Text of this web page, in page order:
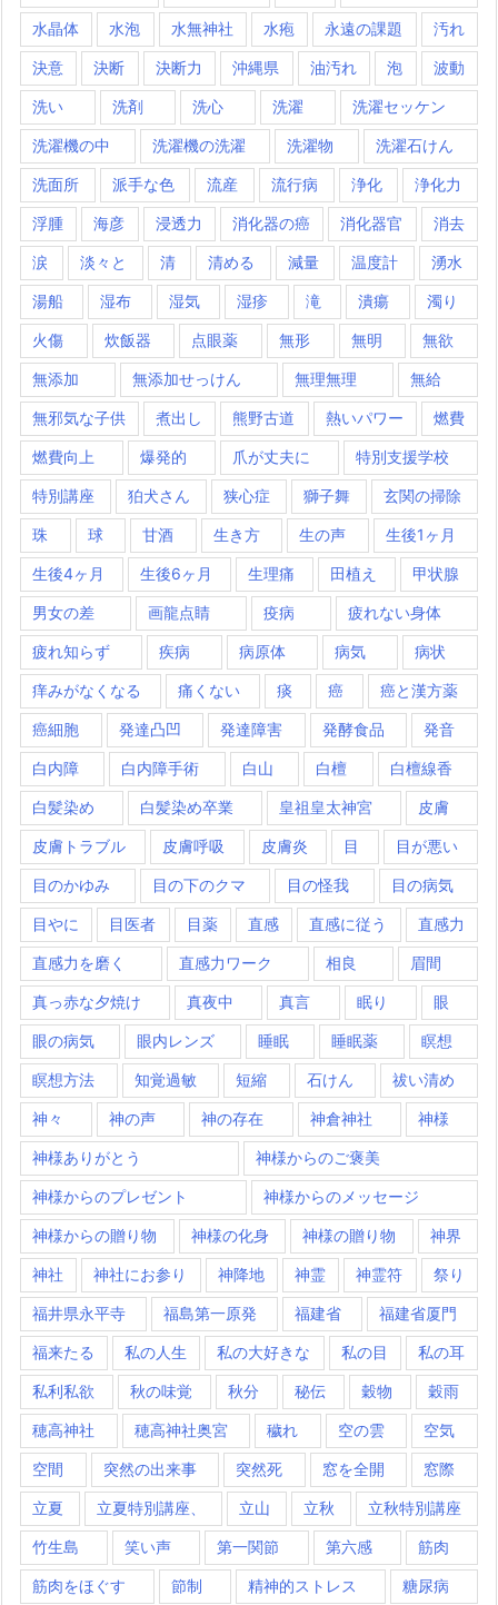
水晶体 水泡 水無神社 水疱 永遠の課題 汚れ
決意 決断 決断力 沖縄県 油汚れ 泡 波動
洗い 洗剤 洗心 洗濯 洗濯セッケン
洗濯機の中 洗濯機の洗濯 洗濯物 洗濯石けん
洗面所 派手な色 流産 流行病 浄化 浄化力
浮腫 海彦 浸透力 消化器の癌 消化器官 消去
涙 淡々と 清 清める 減量 温度計 湧水
湯船 湿布 湿気 湿疹 滝 潰瘍 濁り
火傷 炊飯器 点眼薬 無形 無明 無欲
無添加 無添加せっけん 無理無理 無給
無邪気な子供 煮出し 熊野古道 熱いパワー 燃費
燃費向上 爆発的 爪が丈夫に 特別支援学校
特別講座 狛犬さん 狭心症 獅子舞 玄関の掃除
珠 球 甘酒 生き方 生の声 生後1ヶ月
生後4ヶ月 生後6ヶ月 生理痛 田植え 甲状腺
男女の差 画龍点睛 疫病 疲れない身体
疲れ知らず 疾病 病原体 病気 病状
痒みがなくなる 痛くない 痰 癌 癌と漢方薬
癌細胞 発達凸凹 発達障害 発酵食品 発音
白内障 白内障手術 白山 白檀 白檀線香
白髪染め 白髪染め卒業 皇祖皇太神宮 皮膚
皮膚トラブル 皮膚呼吸 皮膚炎 目 目が悪い
目のかゆみ 目の下のクマ 目の怪我 目の病気
目やに 目医者 目薬 直感 直感に従う 直感力
直感力を磨く 直感力ワーク 相良 眉間
真っ赤な夕焼け 真夜中 真言 眠り 眼
眼の病気 眼内レンズ 睡眠 睡眠薬 瞑想
瞑想方法 知覚過敏 短縮 石けん 祓い清め
神々 神の声 神の存在 神倉神社 神様
神様ありがとう 神様からのご褒美
神様からのプレゼント 神様からのメッセージ
神様からの贈り物 神様の化身 神様の贈り物 神界
神社 神社にお参り 神降地 神霊 神霊符 祭り
福井県永平寺 福島第一原発 福建省 福建省厦門
福来たる 私の人生 私の大好きな 私の目 私の耳
私利私欲 秋の味覚 秋分 秘伝 穀物 穀雨
穂高神社 穂高神社奥宮 穢れ 空の雲 空気
空間 突然の出来事 突然死 窓を全開 窓際
立夏 立夏特別講座、 立山 立秋 立秋特別講座
竹生島 笑い声 第一関節 第六感 筋肉
筋肉をほぐす 節制 精神的ストレス 糖尿病